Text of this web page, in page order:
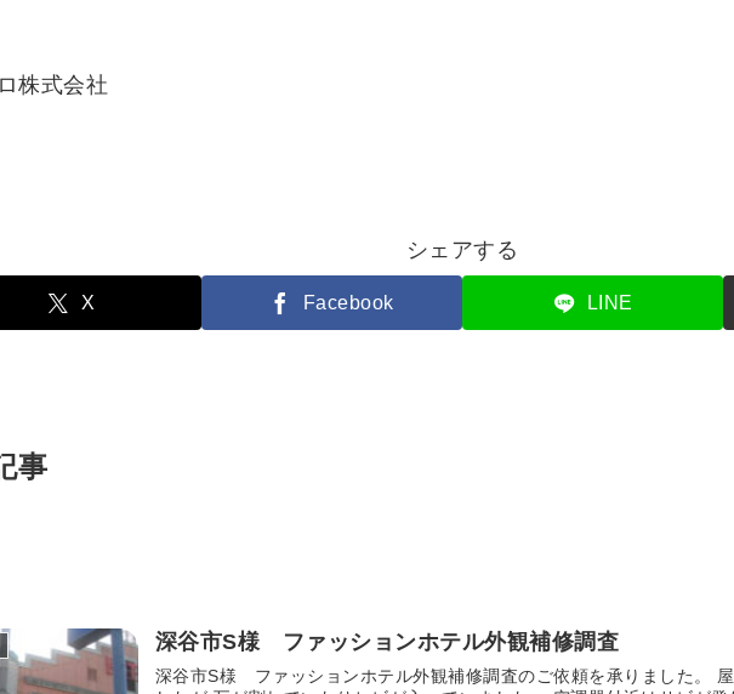
株式会社
シェアする
X Facebook LINE
事
深谷市S様 ファッションホテル外観補修調査
深谷市S様 ファッションホテル外観補修調査のご依頼を承りました。